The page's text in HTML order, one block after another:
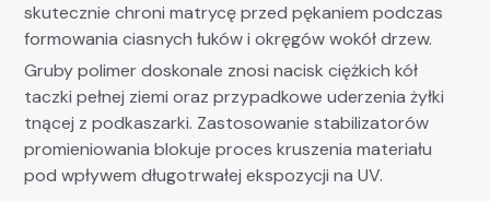
skutecznie chroni matrycę przed pękaniem podczas
formowania ciasnych łuków i okręgów wokół drzew.
Gruby polimer doskonale znosi nacisk ciężkich kół
taczki pełnej ziemi oraz przypadkowe uderzenia żyłki
tnącej z podkaszarki. Zastosowanie stabilizatorów
promieniowania blokuje proces kruszenia materiału
pod wpływem długotrwałej ekspozycji na UV.